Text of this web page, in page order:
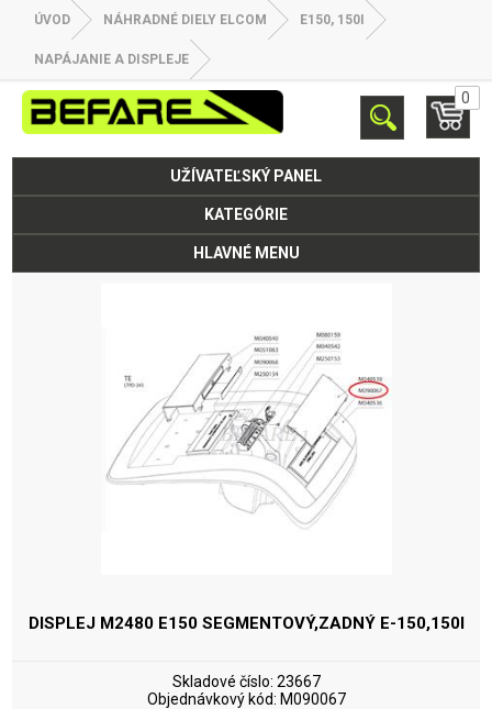
ÚVOD NÁHRADNÉ DIELY ELCOM E150, 150I
NAPÁJANIE A DISPLEJE
0
UŽÍVATEĽSKÝ PANEL
KATEGÓRIE
HLAVNÉ MENU
DISPLEJ M2480 E150 SEGMENTOVÝ,ZADNÝ E-150,150I
Skladové číslo: 23667
Objednávkový kód: M090067